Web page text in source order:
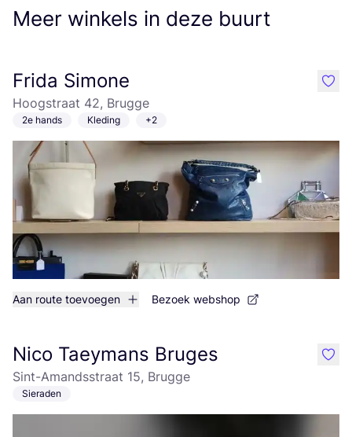
Meer winkels in deze buurt
Frida Simone
Hoogstraat 42, Brugge
2e hands Kleding +2
Aan route toevoegen Bezoek webshop
like
Nico Taeymans Bruges
Sint-Amandsstraat 15, Brugge
Sieraden
like